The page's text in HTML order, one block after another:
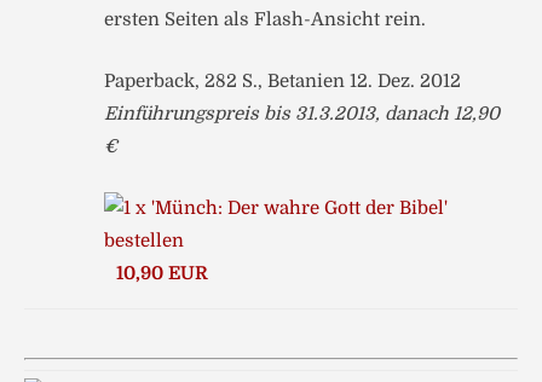
ersten Seiten als Flash-Ansicht rein.
Paperback, 282 S., Betanien 12. Dez. 2012
Einführungspreis bis 31.3.2013, danach 12,90
€
10,90 EUR